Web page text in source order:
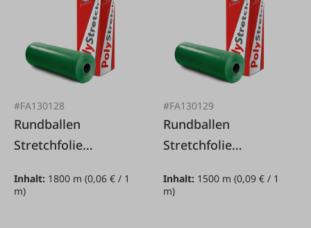
#FA130128
Rundballen
Stretchfolie
1.800 m 5-lagig
Inhalt: 1800 m (0,06 € / 1
m)
#FA130129
Rundballen
Stretchfolie
1.500 m 5-lagig
Inhalt: 1500 m(0,09 € / 1
m)